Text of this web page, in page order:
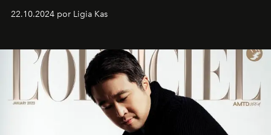
22.10.2024 por Ligia Kas